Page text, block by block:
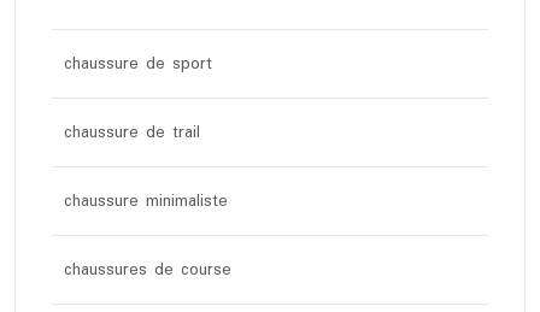
chaussure de sport
chaussure de trail
chaussure minimaliste
chaussures de course